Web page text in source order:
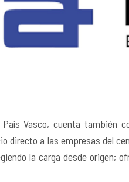
Vasco, cuenta también
directo a las empresas del
la carga desde origen;